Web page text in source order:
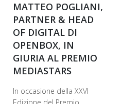
MATTEO POGLIANI,
PARTNER & HEAD
OF DIGITAL DI
OPENBOX, IN
GIURIA AL PREMIO
MEDIASTARS
In occasione della XXVI